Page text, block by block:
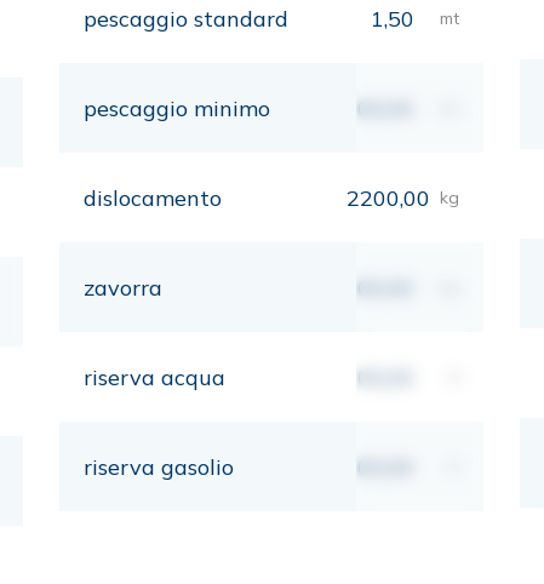
pescaggio standard 1,50 mt
pescaggio minimo 00,00
dislocamento 2200,00 kg
zavorra 00,00
riserva acqua 00,00
riserva gasolio 00,00